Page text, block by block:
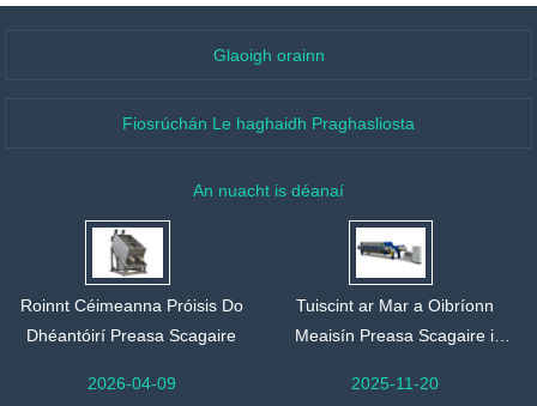
Glaoigh orainn
Fiosrúchán Le haghaidh Praghasliosta
An nuacht is déanaí
Roinnt Céimeanna Próisis Do
Dhéantóirí Preasa Scagaire
2026-04-09
Tuiscint ar Mar a Oibríonn
Meaisín Preasa Scagaire i
2025-11-20